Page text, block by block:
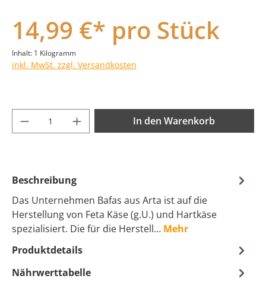
14,99 €* pro Stück
Inhalt: 1 Kilogramm
inkl. MwSt. zzgl. Versandkosten
Produkt Anzahl: Gib den gewünschten
In den Warenkorb
Beschreibung
Das Unternehmen Bafas aus Arta ist auf die
Herstellung von Feta Käse (g.U.) und Hartkäse
spezialisiert. Die für die Herstell… Mehr
Produktdetails
Nährwerttabelle